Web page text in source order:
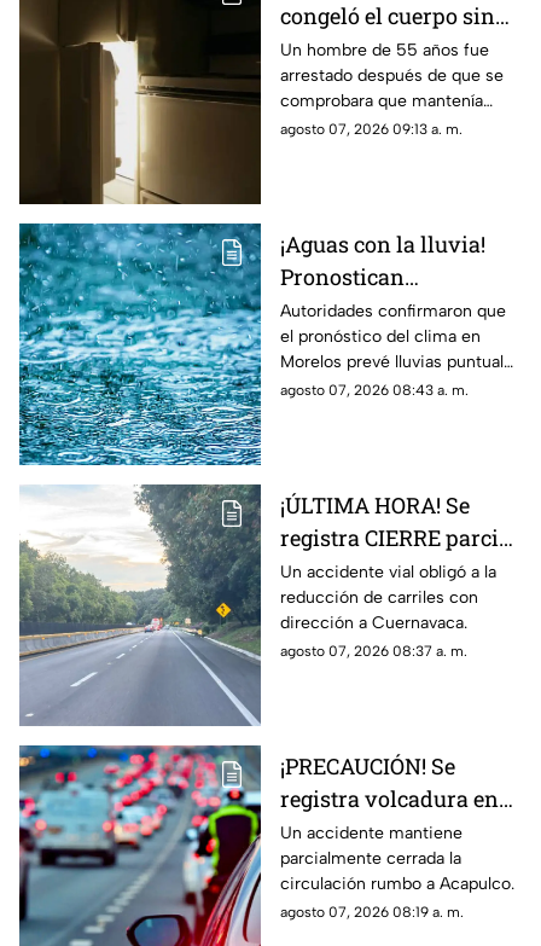
congeló el cuerpo sin
vida de su padre para
poder cobrar su
pensión; Lo hizo
durante más de dos
Un hombre de 55 años fue
arrestado después de que se
comprobara que mantenía
congelado el cuerpo sin vida
agosto 07, 2026 09:13 a. m.
¡Aguas con la lluvia!
Pronostican
precipitaciones muy
fuertes en Morelos
HOY; Lista de
municipios más
Autoridades confirmaron que
el pronóstico del clima en
Morelos prevé lluvias puntuales
muy fuertes de 50 a 75 mm
agosto 07, 2026 08:43 a. m.
¡ÚLTIMA HORA! Se
registra CIERRE parcial
en la autopista México-
Cuernavaca; esto pasó
Un accidente vial obligó a la
reducción de carriles con
dirección a Cuernavaca.
agosto 07, 2026 08:37 a. m.
¡PRECAUCIÓN! Se
registra volcadura en
la autopista
Cuernavaca-Acapulco
Un accidente mantiene
parcialmente cerrada la
circulación rumbo a Acapulco.
agosto 07, 2026 08:19 a. m.